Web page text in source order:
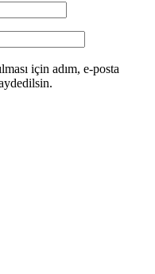
için adım, e-posta